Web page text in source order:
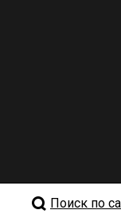
Поиск по